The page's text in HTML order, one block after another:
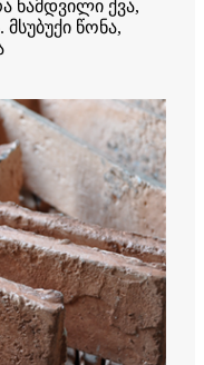
ნამდვილი ქვა,
წონა,